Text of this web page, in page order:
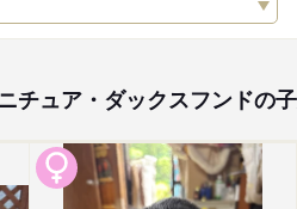
チュア・ダックスフンドの